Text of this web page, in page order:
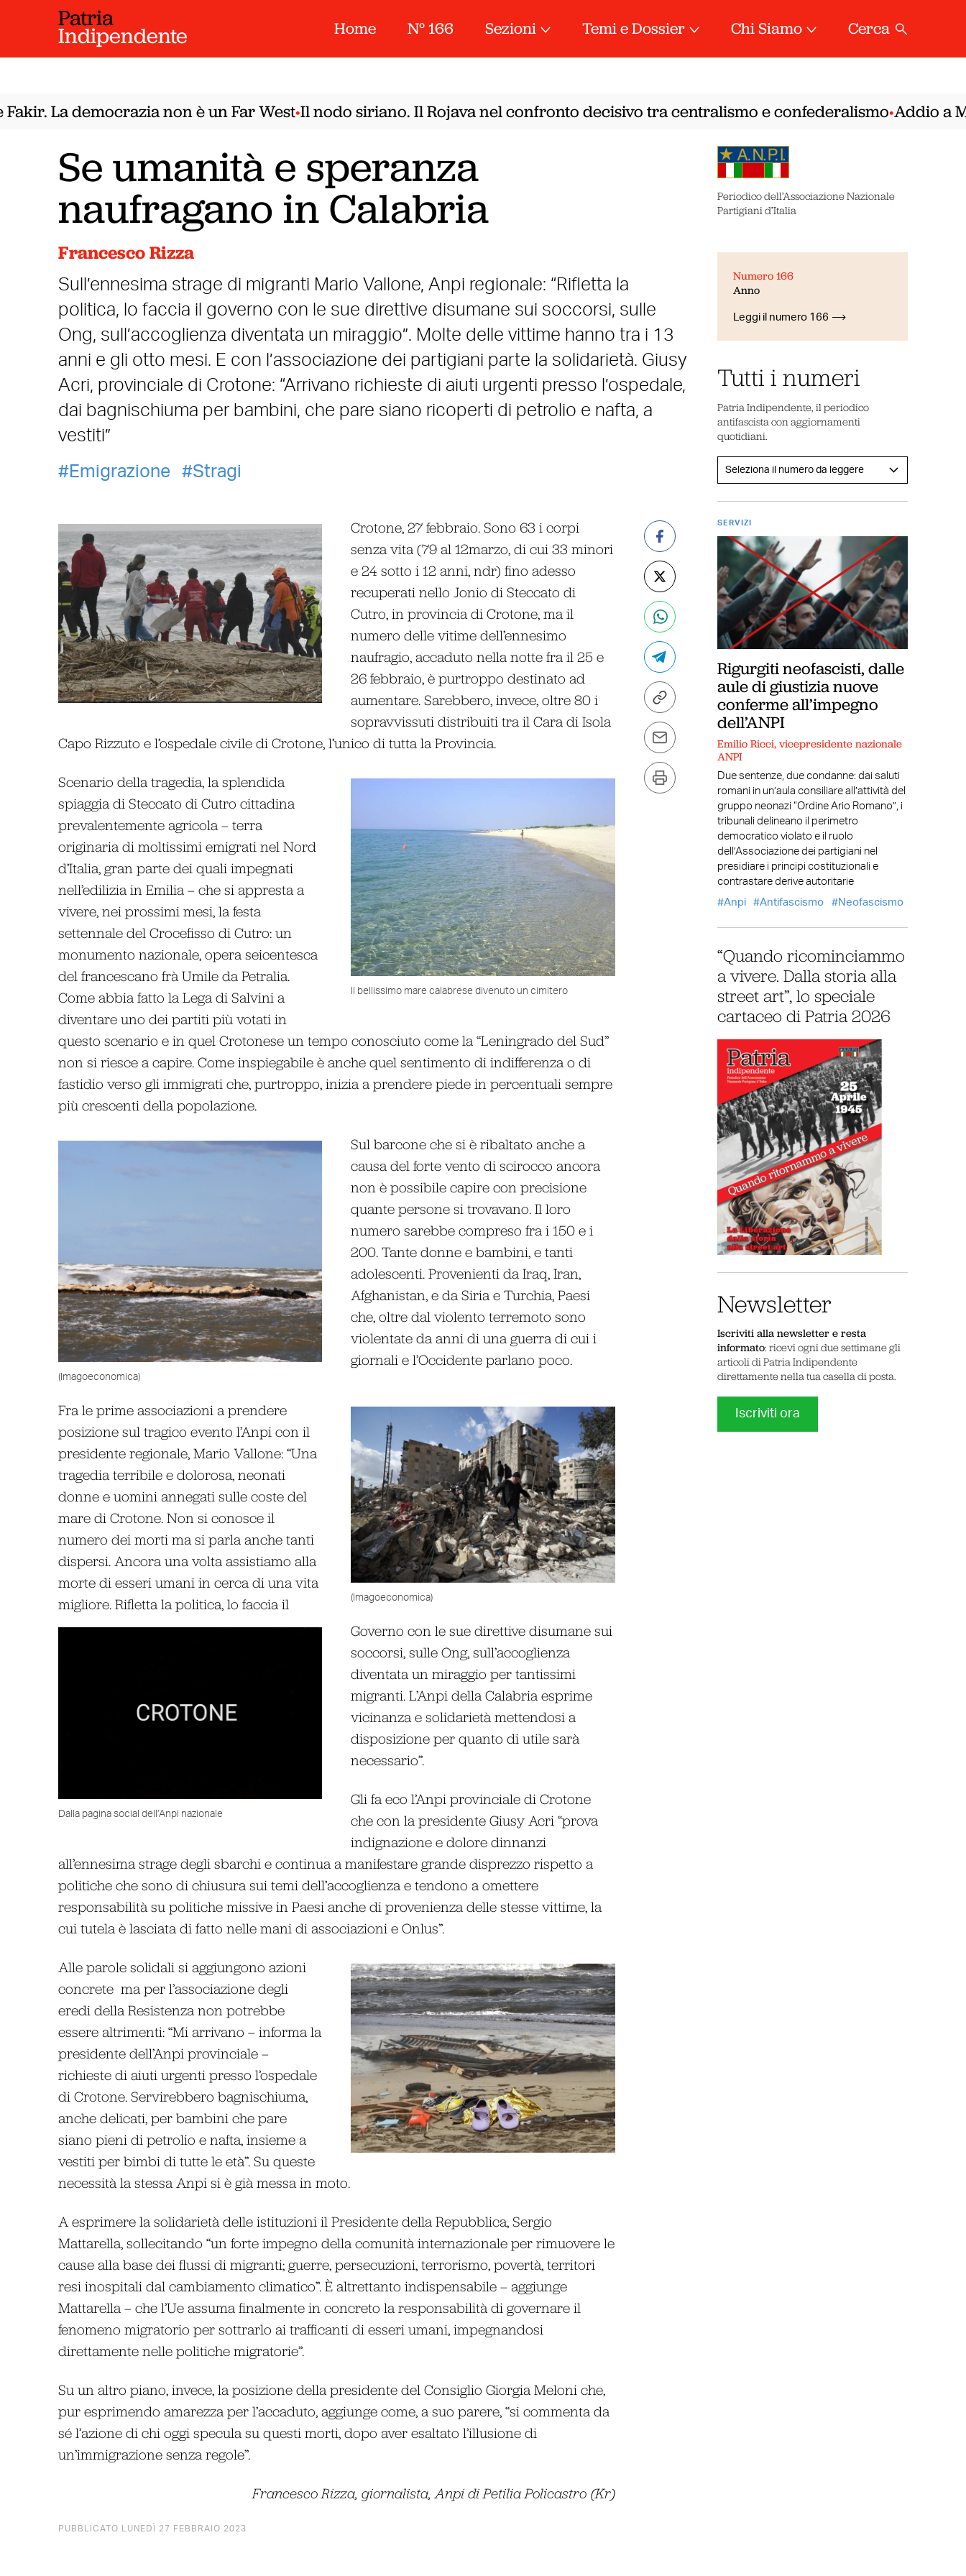
Patria
Indipendente Home N° 166 Sezioni Temi e Dossier Chi Siamo Cerca
La democrazia non è un Far West•Il nodo siriano. Il Rojava nel confronto decisivo tra centralismo e confederalismo•Addio a
Se umanità e speranza
naufragano in Calabria
Francesco Rizza
Sull’ennesima strage di migranti Mario Vallone, Anpi regionale: “Rifletta la
politica, lo faccia il governo con le sue direttive disumane sui soccorsi, sulle
Ong, sull’accoglienza diventata un miraggio”. Molte delle vittime hanno tra i 13
anni e gli otto mesi. E con l’associazione dei partigiani parte la solidarietà. Giusy
Acri, provinciale di Crotone: “Arrivano richieste di aiuti urgenti presso l’ospedale,
dai bagnischiuma per bambini, che pare siano ricoperti di petrolio e nafta, a
vestiti”
Emigrazione
Stragi
Crotone, 27 febbraio. Sono 63 i corpi
senza vita (79 al 12marzo, di cui 33 minori
e 24 sotto i 12 anni, ndr) fino adesso
recuperati nello Jonio di Steccato di
Cutro, in provincia di Crotone, ma il
numero delle vitime dell’ennesimo
naufragio, accaduto nella notte fra il 25 e
26 febbraio, è purtroppo destinato ad
aumentare. Sarebbero, invece, oltre 80 i
sopravvissuti distribuiti tra il Cara di Isola
Capo Rizzuto e l’ospedale civile di Crotone, l’unico di tutta la Provincia.
Il bellissimo mare calabrese divenuto un cimitero
Scenario della tragedia, la splendida
spiaggia di Steccato di Cutro cittadina
prevalentemente agricola – terra
originaria di moltissimi emigrati nel Nord
d’Italia, gran parte dei quali impegnati
nell’edilizia in Emilia – che si appresta a
vivere, nei prossimi mesi, la festa
settennale del Crocefisso di Cutro: un
monumento nazionale, opera seicentesca
del francescano frà Umile da Petralia.
Come abbia fatto la Lega di Salvini a
diventare uno dei partiti più votati in
questo scenario e in quel Crotonese un tempo conosciuto come la “Leningrado del Sud”
non si riesce a capire. Come inspiegabile è anche quel sentimento di indifferenza o di
fastidio verso gli immigrati che, purtroppo, inizia a prendere piede in percentuali sempre
più crescenti della popolazione.
(Imagoeconomica)
Sul barcone che si è ribaltato anche a
causa del forte vento di scirocco ancora
non è possibile capire con precisione
quante persone si trovavano. Il loro
numero sarebbe compreso fra i 150 e i
200. Tante donne e bambini, e tanti
adolescenti. Provenienti da Iraq, Iran,
Afghanistan, e da Siria e Turchia, Paesi
che, oltre dal violento terremoto sono
violentate da anni di una guerra di cui i
giornali e l’Occidente parlano poco.
(Imagoeconomica)
Dalla pagina social dell’Anpi nazionale
Fra le prime associazioni a prendere
posizione sul tragico evento l’Anpi con il
presidente regionale, Mario Vallone: “Una
tragedia terribile e dolorosa, neonati
donne e uomini annegati sulle coste del
mare di Crotone. Non si conosce il
numero dei morti ma si parla anche tanti
dispersi. Ancora una volta assistiamo alla
morte di esseri umani in cerca di una vita
migliore. Rifletta la politica, lo faccia il
Governo con le sue direttive disumane sui
soccorsi, sulle Ong, sull’accoglienza
diventata un miraggio per tantissimi
migranti. L’Anpi della Calabria esprime
vicinanza e solidarietà mettendosi a
disposizione per quanto di utile sarà
necessario”.
Gli fa eco l’Anpi provinciale di Crotone
che con la presidente Giusy Acri “prova
indignazione e dolore dinnanzi
all’ennesima strage degli sbarchi e continua a manifestare grande disprezzo rispetto a
politiche che sono di chiusura sui temi dell’accoglienza e tendono a omettere
responsabilità su politiche missive in Paesi anche di provenienza delle stesse vittime, la
cui tutela è lasciata di fatto nelle mani di associazioni e Onlus”.
Alle parole solidali si aggiungono azioni
concrete ma per l’associazione degli
eredi della Resistenza non potrebbe
essere altrimenti: “Mi arrivano – informa la
presidente dell’Anpi provinciale –
richieste di aiuti urgenti presso l’ospedale
di Crotone. Servirebbero bagnischiuma,
anche delicati, per bambini che pare
siano pieni di petrolio e nafta, insieme a
vestiti per bimbi di tutte le età”. Su queste
necessità la stessa Anpi si è già messa in moto.
A esprimere la solidarietà delle istituzioni il Presidente della Repubblica, Sergio
Mattarella, sollecitando “un forte impegno della comunità internazionale per rimuovere le
cause alla base dei flussi di migranti; guerre, persecuzioni, terrorismo, povertà, territori
resi inospitali dal cambiamento climatico”. È altrettanto indispensabile – aggiunge
Mattarella – che l’Ue assuma finalmente in concreto la responsabilità di governare il
fenomeno migratorio per sottrarlo ai trafficanti di esseri umani, impegnandosi
direttamente nelle politiche migratorie”.
Su un altro piano, invece, la posizione della presidente del Consiglio Giorgia Meloni che,
pur esprimendo amarezza per l’accaduto, aggiunge come, a suo parere, “si commenta da
sé l’azione di chi oggi specula su questi morti, dopo aver esaltato l’illusione di
un’immigrazione senza regole”.
Francesco Rizza, giornalista, Anpi di Petilia Policastro (Kr)
PUBBLICATO LUNEDÌ 27 FEBBRAIO 2023
Periodico dell’Associazione Nazionale
Partigiani d’Italia
Numero 166
Anno
Leggi il numero 166
Tutti i numeri
Patria Indipendente, il periodico
antifascista con aggiornamenti
quotidiani.
SERVIZI
Rigurgiti neofascisti, dalle
aule di giustizia nuove
conferme all’impegno
dell’ANPI
Emilio Ricci, vicepresidente nazionale
ANPI
Due sentenze, due condanne: dai saluti
romani in un’aula consiliare all’attività del
gruppo neonazi “Ordine Ario Romano”, i
tribunali delineano il perimetro
democratico violato e il ruolo
dell’Associazione dei partigiani nel
presidiare i principi costituzionali e
contrastare derive autoritarie
Anpi
Antifascismo Neofascismo
“Quando ricominciammo
a vivere. Dalla storia alla
street art”, lo speciale
cartaceo di Patria 2026
Newsletter
Iscriviti alla newsletter e resta
informato: ricevi ogni due settimane gli
articoli di Patria Indipendente
direttamente nella tua casella di posta.
Iscriviti ora